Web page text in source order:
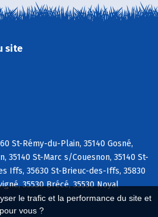
le trafic et la performance du site et
vous ?
site
St-Rémy-du-Plain, 35140 Gosné,
35140 St-Marc s/Couesnon, 35140 St-
Iffs, 35630 St-Brieuc-des-Iffs, 35830
35530 Brécé, 35530 Noyal